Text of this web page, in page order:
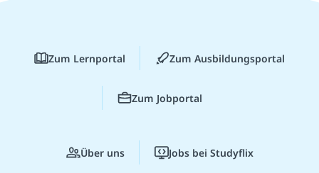
Zum Lernportal Zum Ausbildungsportal
Zum Jobportal
Über uns Jobs bei Studyflix